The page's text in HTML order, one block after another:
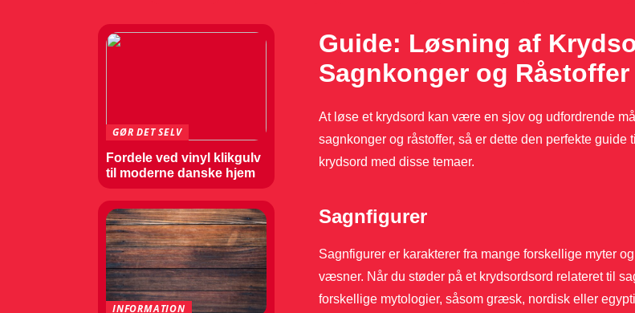
Guide: Løsning af
Sagnkonger og Råstoffer
At løse et krydsord kan være en sjov og udfordrende
sagnkonger og råstoffer, så er dette den perfekte
krydsord med disse temaer.
Sagnfigurer
Sagnfigurer er karakterer fra mange forskellige myter
væsner. Når du støder på et krydsordsord relateret til
forskellige mytologier, såsom græsk, nordisk eller
GØR DET SELV
Fordele ved vinyl klikgulv
til moderne danske hjem
INFORMATION